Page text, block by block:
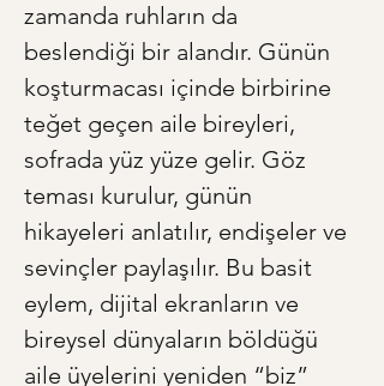
zamanda ruhların da
beslendiği bir alandır. Günün
koşturmacası içinde birbirine
teğet geçen aile bireyleri,
sofrada yüz yüze gelir. Göz
teması kurulur, günün
hikayeleri anlatılır, endişeler ve
sevinçler paylaşılır. Bu basit
eylem, dijital ekranların ve
bireysel dünyaların böldüğü
aile üyelerini yeniden “biz”